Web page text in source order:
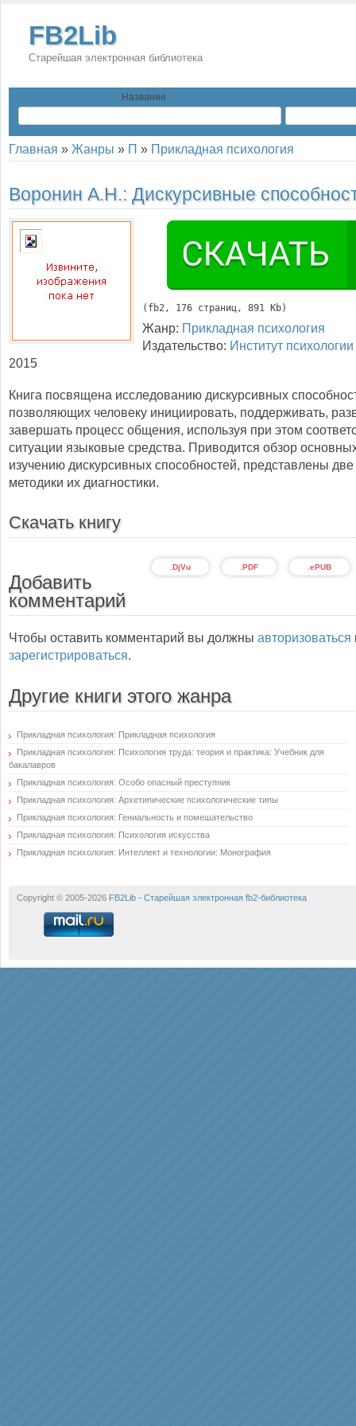
FB2Lib
Старейшая электронная библиотека
Название
Главная » Жанры » П » Прикладная психология
Воронин А.Н.: Дискурсивные
( fb2, 176 страниц, 891 Kb)
Жанр: Прикладная психология
Издательство: Институт
2015
Книга посвящена исследованию дискурсивных
позволяющих человеку инициировать, поддерживать,
завершать процесс общения, используя при этом
ситуации языковые средства. Приводится обзор
изучению дискурсивных способностей, представлены две
методики их диагностики.
Скачать книгу
.ePUB
.PDF
.DjVu
Добавить
комментарий
Чтобы оставить комментарий вы должны авторизоваться
зарегистрироваться.
Другие книги этого жанра
Прикладная психология: Прикладная психология
Прикладная психология: Психология труда: теория и практика: Учебник для
бакалавров
Прикладная психология: Особо опасный преступник
Прикладная психология: Архетипические психологические типы
Прикладная психология: Гениальность и помешательство
Прикладная психология: Психология искусства
Прикладная психология: Интеллект и технологии: Монография
Copyright © 2005-2026 FB2Lib - Старейшая электронная fb2-библиотека